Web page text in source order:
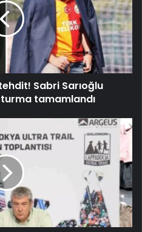
Sabri Sarıoğlu
tamamlandı